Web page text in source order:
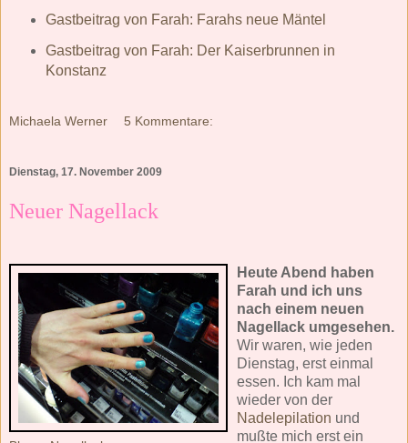
Gastbeitrag von Farah: Farahs neue Mäntel
Gastbeitrag von Farah: Der Kaiserbrunnen in
Konstanz
Michaela Werner 5 Kommentare:
Dienstag, 17. November 2009
Neuer Nagellack
Heute Abend haben
Farah und ich uns
nach einem neuen
Nagellack umgesehen.
Wir waren, wie jeden
Dienstag, erst einmal
essen. Ich kam mal
wieder von der
Nadelepilation und
mußte mich erst ein